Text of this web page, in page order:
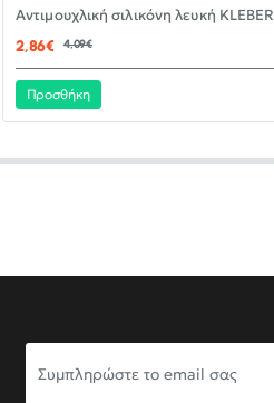
-30%
Αντιμουχλική σιλικόνη λευκή KLEBER
2,86€
4,09€
Προσθήκη
το